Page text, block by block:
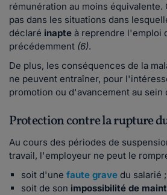
rémunération au moins équivalente.
pas dans les situations dans
déclaré inapte à reprendre l'emploi
précédemment (6).
De plus, les conséquences de la
ne peuvent entraîner, pour
promotion ou d'avancement au
Protection contre la rupture
Au cours des périodes de
travail, l'employeur ne peut le
soit d'une faute grave du salarié ;
soit de son impossibilité de